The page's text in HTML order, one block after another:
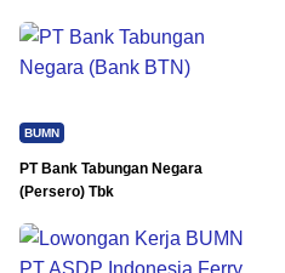
BUMN
PT Bank Tabungan Negara
(Persero) Tbk